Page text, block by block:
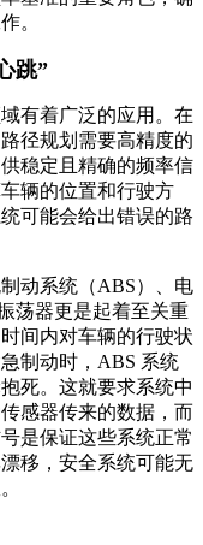
。
跳”
有着广泛的应用。在
径规划需要高精度的
稳定且精确的频率信
辆的位置和行驶方
可能会给出错误的路
动系统（ABS）、电
荡器更是起着至关重
间内对车辆的行驶状
制动时，ABS 系统
死。这就要求系统中
感器传来的数据，而
是保证这些系统正常
移，安全系统可能无